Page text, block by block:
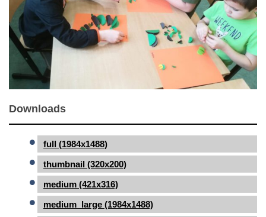
Downloads
full (1984x1488)
thumbnail (320x200)
medium (421x316)
medium_large (1984x1488)